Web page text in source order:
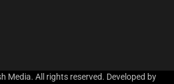
Media. All rights reserved. Developed by